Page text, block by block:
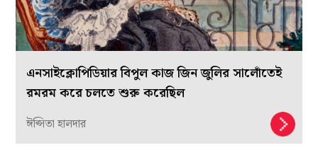
এনসাইক্লোপিডিয়ার বিপুল কাজ জিন জুলির সালোঁতেই
রমরম করে চলতে শুরু করেছিল
ঈপ্সিতা হালদার